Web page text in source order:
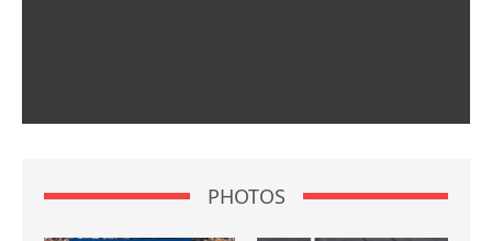
PHOTOS